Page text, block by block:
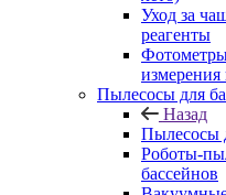
Уход за
реагенты
измерения
Пылесосы для
Назад
Пылесосы
Роботы-
бассейнов